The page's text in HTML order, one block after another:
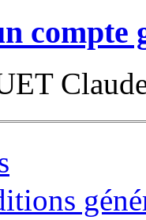
compte